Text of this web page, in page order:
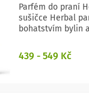
Parfém do praní
sušičce Herbal
bohatstvím bylin
439 - 549 Kč